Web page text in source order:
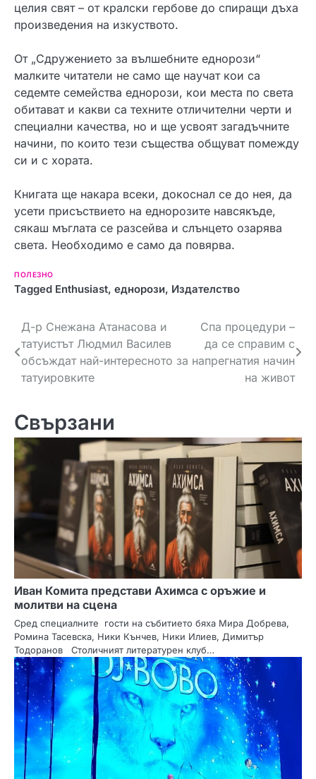
целия свят – от кралски гербове до спиращи дъха
произведения на изкуството.
От „Сдружението за вълшебните еднорози“
малките читатели не само ще научат кои са
седемте семейства еднорози, кои места по света
обитават и какви са техните отличителни черти и
специални качества, но и ще усвоят загадъчните
начини, по които тези същества общуват помежду
си и с хората.
Книгата ще накара всеки, докоснал се до нея, да
усети присъствието на еднорозите навсякъде,
сякаш мъглата се разсейва и слънцето озарява
света. Необходимо е само да повярва.
ПОЛЕЗНО
Tagged Enthusiast, еднорози, Издателство
Н
а
в
г
а
ц
и
я
Д-р Снежана Атанасова и
татуистът Людмил Василев
обсъждат най-интересното за
татуировките
Спа процедури –
да се справим с
напрегнатия начин
на живот
Свързани
Иван Комита представи Ахимса с оръжие и
молитви на сцена
Сред специалните гости на събитието бяха Мира Добрева,
Ромина Тасевска, Ники Кънчев, Ники Илиев, Димитър
Тодоранов Столичният литературен клуб…